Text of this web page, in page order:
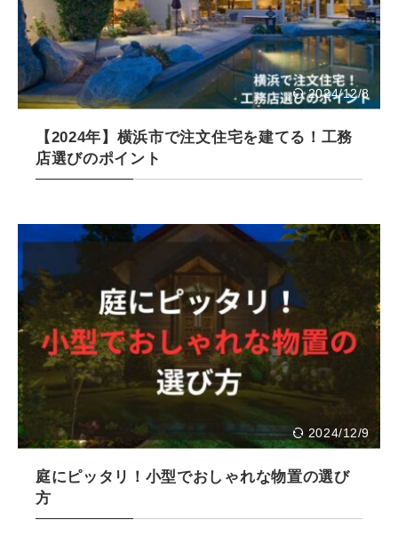
2024/12/8
【2024年】横浜市で注文住宅を建てる！工務
店選びのポイント
2024/12/9
庭にピッタリ！小型でおしゃれな物置の選び
方